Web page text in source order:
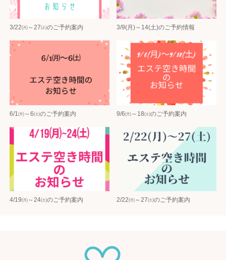
3/22㈪～27㈯のご予約案内 3/9(月)～14(土)のご予約情報
6/1㈪～6㈯のご予約案内 9/6㈪～18㈯のご予約案内
4/19㈪～24㈯のご予約案内 2/22㈪～27㈯のご予約案内